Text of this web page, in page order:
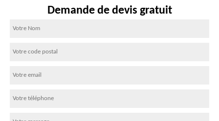
Demande de devis gratuit